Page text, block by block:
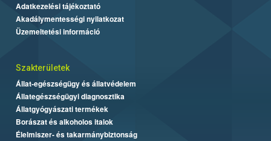
Adatkezelési tájékoztató
Akadálymentességi nyilatkozat
Üzemeltetési információ
Szakterületek
Állat-egészségügy és állatvédelem
Állategészségügyi diagnosztika
Állatgyógyászati termékek
Borászat és alkoholos italok
Élelmiszer- és takarmánybiztonság